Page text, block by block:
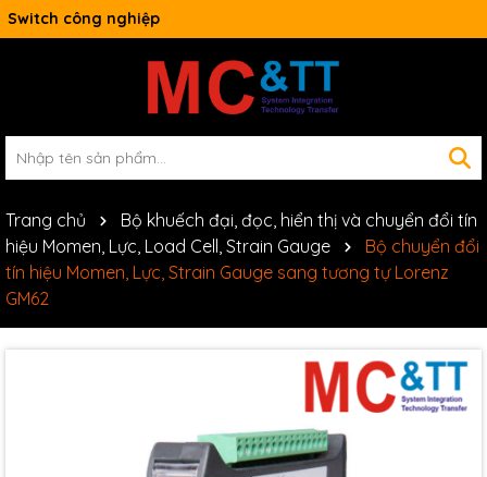
Switch công nghiệp
Trang chủ
Bộ khuếch đại, đọc, hiển thị và chuyển đổi tín
hiệu Momen, Lực, Load Cell, Strain Gauge
Bộ chuyển đổi
tín hiệu Momen, Lực, Strain Gauge sang tương tự Lorenz
GM62